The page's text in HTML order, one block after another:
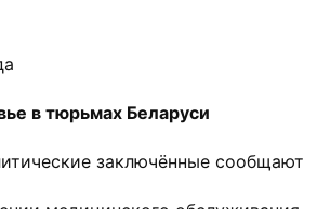
в тюрьмах Беларуси
заключённые сообщают